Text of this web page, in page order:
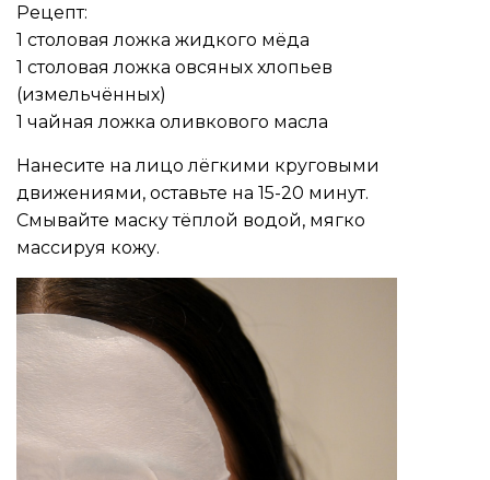
Рецепт:
1 столовая ложка жидкого мёда
1 столовая ложка овсяных хлопьев
(измельчённых)
1 чайная ложка оливкового масла
Нанесите на лицо лёгкими круговыми
движениями, оставьте на 15-20 минут.
Смывайте маску тёплой водой, мягко
массируя кожу.